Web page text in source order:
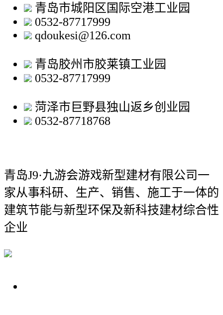
青岛市城阳区国际空港工业园
0532-87717999
qdoukesi@126.com
青岛胶州市胶莱镇工业园
0532-87717999
菏泽市巨野县独山返乡创业园
0532-87718768
青岛J9·九游会游戏新型建材有限公司一
家从事科研、生产、销售、施工于一体的
建筑节能与新型环保及新科技建材综合性
企业